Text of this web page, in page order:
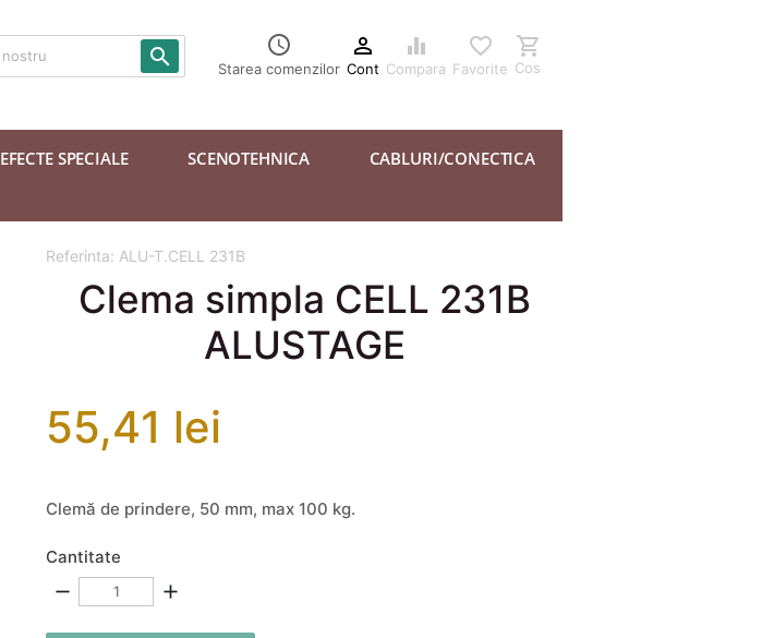
 
Starea comenzilor

Cont

Compara

Favorite

Cos
EFECTE SPECIALE SCENOTEHNICA
CABLURI/CONECTICA
Referinta: ALU-T.CELL 231B
Clema simpla CELL 231B
ALUSTAGE
55,41 lei
Clemă de prindere, 50 mm, max 100 kg.
Cantitate
remove add